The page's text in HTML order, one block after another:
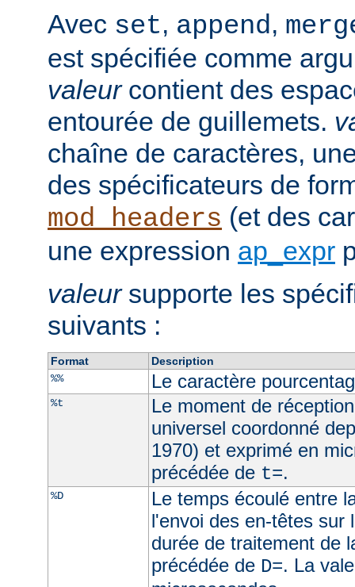
Avec set, append,
est spécifiée comme
valeurcontient des
entourée de guillemets.
chaîne de caractères,
des spécificateurs de
mod_headers (et des
une expression ap_expr
valeursupporte les
suivants :
Format
Description
%%
Le caractère
%t
Le moment de
universel coordonné
1970) et exprimé en
précédée de t=.
%D
Le temps écoulé entre
l'envoi des en-têtes sur
durée de traitement de
précédée de D=. La